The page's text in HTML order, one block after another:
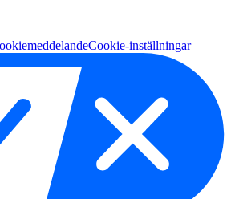
Cookie-inställningar